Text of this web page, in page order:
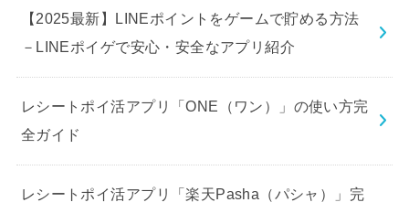
【2025最新】LINEポイントをゲームで貯める方法
－LINEポイゲで安心・安全なアプリ紹介
レシートポイ活アプリ「ONE（ワン）」の使い方完
全ガイド
レシートポイ活アプリ「楽天Pasha（パシャ）」完